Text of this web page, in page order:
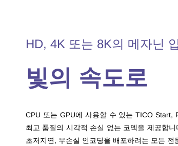
HD, 4K 또는 8K의 메자닌
빛의 속도로
CPU 또는 GPU에 사용할 수 있는 TICO Start,
최고 품질의 시각적 손실 없는 코덱을 제공합
초저지연, 무손실 인코딩을 배포하려는 모든 전